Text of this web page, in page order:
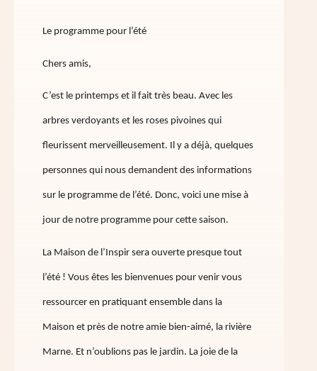
Le programme pour l’été
Chers amis,
C’est le printemps et il fait très beau. Avec les
arbres verdoyants et les roses pivoines qui
fleurissent merveilleusement. Il y a déjà, quelques
personnes qui nous demandent des informations
sur le programme de l’été. Donc, voici une mise à
jour de notre programme pour cette saison.
La Maison de l’Inspir sera ouverte presque tout
l’été ! Vous êtes les bienvenues pour venir vous
ressourcer en pratiquant ensemble dans la
Maison et près de notre amie bien-aimé, la rivière
Marne. Et n’oublions pas le jardin. La joie de la